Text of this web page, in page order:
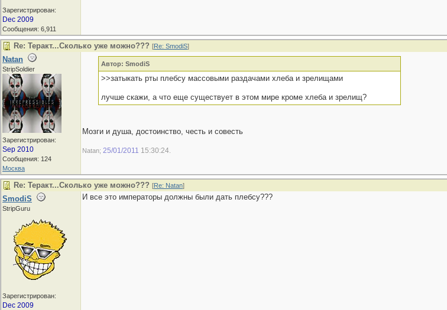
Зарегистрирован:
Dec 2009
Сообщения: 6,911
Re: Теракт...Сколько уже можно??? [Re: SmodiS]
Natan
StripSoldier
Зарегистрирован:
Sep 2010
Сообщения: 124
Москва
Автор: SmodiS
>>затыкать рты плебсу массовыми раздачами хлеба и зрелищами
лучше скажи, а что еще существует в этом мире кроме хлеба и зрелищ?
Мозги и душа, достоинство, честь и совесть
Natan; 25/01/2011 15:30:24
Re: Теракт...Сколько уже можно??? [Re: Natan]
SmodiS
StripGuru
Зарегистрирован:
Dec 2009
И все это императоры должны были дать плебсу???